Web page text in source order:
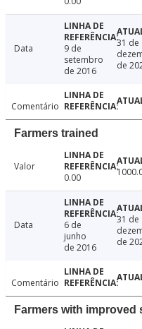
Data
9 de
setembro
de 2016
31 de
de
Comentário
Farmers trained
Valor
0.00
Data
6 de
junho
de 2016
31 de
de
Comentário
Farmers with